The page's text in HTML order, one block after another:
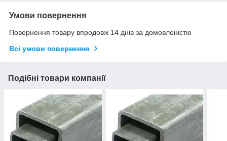
Умови повернення
Повернення товару впродовж 14 днів за домовленістю
Всі умови повернення
Подібні товари компанії